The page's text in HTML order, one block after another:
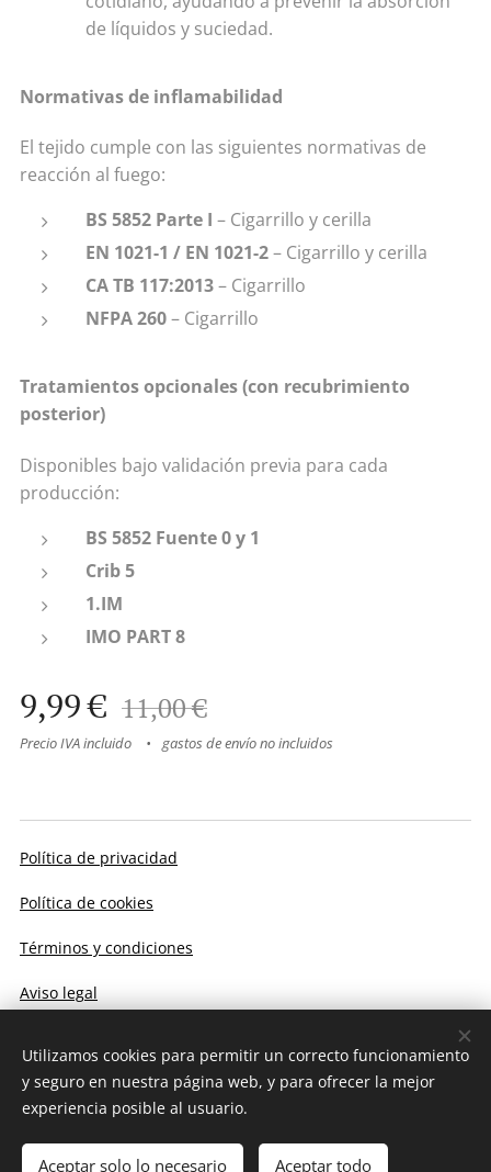
de líquidos y suciedad.
Normativas de inflamabilidad
El tejido cumple con las siguientes normativas de
reacción al fuego:
BS 5852 Parte I – Cigarrillo y cerilla
EN 1021-1 / EN 1021-2– Cigarrillo y cerilla
CA TB 117:2013– Cigarrillo
NFPA 260– Cigarrillo
Tratamientos opcionales (con recubrimiento
posterior)
Disponibles bajo validación previa para cada
producción:
BS 5852 Fuente 0 y 1
Crib 5
1.IM
IMO PART 8
9,99€ 11,00€
Precio IVA incluido gastos de envío no incluidos
Añadir a la cesta
Política de privacidad
Política de cookies
Términos y condiciones
Aviso legal
Cookies
Utilizamos cookies para permitir un correcto funcionamiento
y seguro en nuestra página web, y para ofrecer la mejor
experiencia posible al usuario.
Aceptar solo lo necesario Aceptar todo